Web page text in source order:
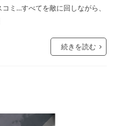
ミ…すべてを敵に回しながら、
続きを読む